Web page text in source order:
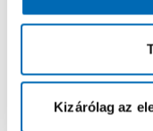
Kizárólag az